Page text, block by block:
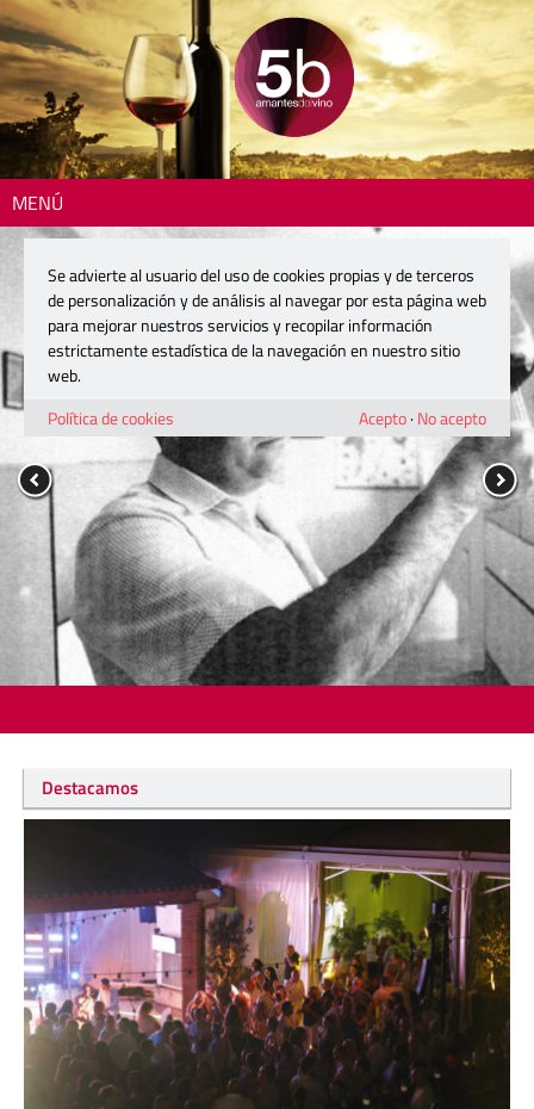
MENÚ
Destacamos
Se advierte al usuario del uso de cookies propias y de terceros
de personalización y de análisis al navegar por esta página web
para mejorar nuestros servicios y recopilar información
estrictamente estadística de la navegación en nuestro sitio
web.
Política de cookies
Acepto· No acepto